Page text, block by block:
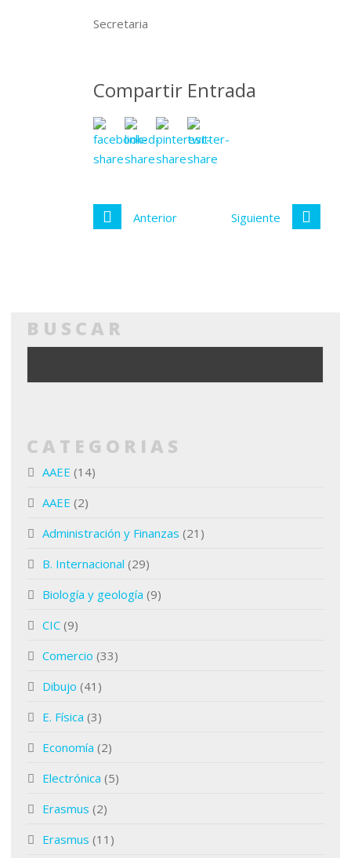
Secretaria
Compartir Entrada
Anterior Siguiente
BUSCAR
CATEGORIAS
AAEE (14)
AAEE (2)
Administración y Finanzas (21)
B. Internacional (29)
Biología y geología (9)
CIC (9)
Comercio (33)
Dibujo (41)
E. Física (3)
Economía (2)
Electrónica (5)
Erasmus (2)
Erasmus (11)